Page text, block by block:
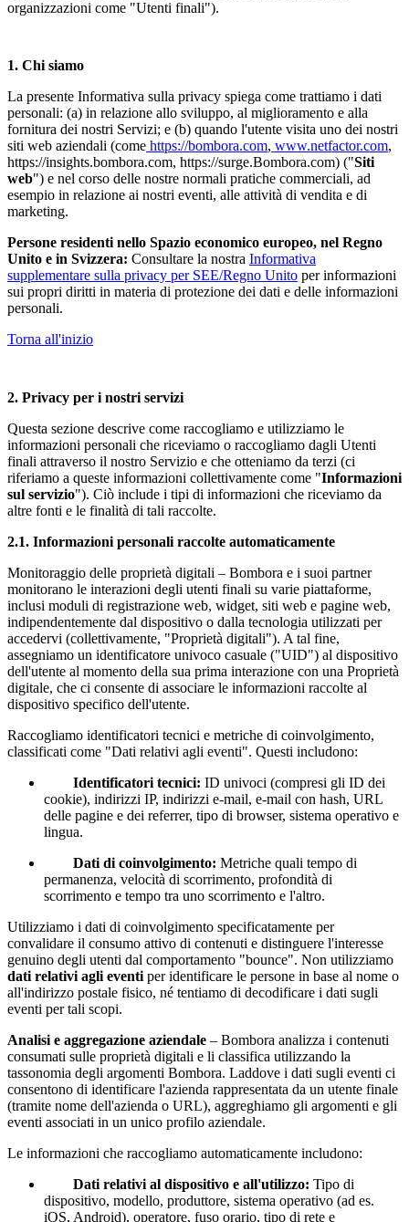
organizzazioni come "Utenti finali").
1. Chi siamo
La presente Informativa sulla privacy spiega come trattiamo i dati
personali: (a) in relazione allo sviluppo, al miglioramento e alla
fornitura dei nostri Servizi; e (b) quando l'utente visita uno dei nostri
siti web aziendali (come https://bombora.com, www.netfactor.com,
https://insights.bombora.com, https://surge.Bombora.com) ("Siti
web") e nel corso delle nostre normali pratiche commerciali, ad
esempio in relazione ai nostri eventi, alle attività di vendita e di
marketing.
Persone residenti nello Spazio economico europeo, nel Regno
Unito e in Svizzera: Consultare la nostra Informativa
supplementare sulla privacy per SEE/Regno Unito per informazioni
sui propri diritti in materia di protezione dei dati e delle informazioni
personali.
Torna all'inizio
2. Privacy per i nostri servizi
Questa sezione descrive come raccogliamo e utilizziamo le
informazioni personali che riceviamo o raccogliamo dagli Utenti
finali attraverso il nostro Servizio e che otteniamo da terzi (ci
riferiamo a queste informazioni collettivamente come "Informazioni
sul servizio"). Ciò include i tipi di informazioni che riceviamo da
altre fonti e le finalità di tali raccolte.
2.1. Informazioni personali raccolte automaticamente
Monitoraggio delle proprietà digitali – Bombora e i suoi partner
monitorano le interazioni degli utenti finali su varie piattaforme,
inclusi moduli di registrazione web, widget, siti web e pagine web,
indipendentemente dal dispositivo o dalla tecnologia utilizzati per
accedervi (collettivamente, "Proprietà digitali"). A tal fine,
assegniamo un identificatore univoco casuale ("UID") al dispositivo
dell'utente al momento della sua prima interazione con una Proprietà
digitale, che ci consente di associare le informazioni raccolte al
dispositivo specifico dell'utente.
Raccogliamo identificatori tecnici e metriche di coinvolgimento,
classificati come "Dati relativi agli eventi". Questi includono:
Identificatori tecnici: ID univoci (compresi gli ID dei
cookie), indirizzi IP, indirizzi e-mail, e-mail con hash, URL
delle pagine e dei referrer, tipo di browser, sistema operativo e
lingua.
Dati di coinvolgimento: Metriche quali tempo di
permanenza, velocità di scorrimento, profondità di
scorrimento e tempo tra uno scorrimento e l'altro.
Utilizziamo i dati di coinvolgimento specificatamente per
convalidare il consumo attivo di contenuti e distinguere l'interesse
genuino degli utenti dal comportamento "bounce". Non utilizziamo
dati relativi agli eventi per identificare le persone in base al nome o
all'indirizzo postale fisico, né tentiamo di decodificare i dati sugli
eventi per tali scopi.
Analisi e aggregazione aziendale – Bombora analizza i contenuti
consumati sulle proprietà digitali e li classifica utilizzando la
tassonomia degli argomenti Bombora. Laddove i dati sugli eventi ci
consentono di identificare l'azienda rappresentata da un utente finale
(tramite nome dell'azienda o URL), aggreghiamo gli argomenti e gli
eventi associati in un unico profilo aziendale.
Le informazioni che raccogliamo automaticamente includono:
Dati relativi al dispositivo e all'utilizzo: Tipo di
dispositivo, modello, produttore, sistema operativo (ad es.
iOS, Android), operatore, fuso orario, tipo di rete e